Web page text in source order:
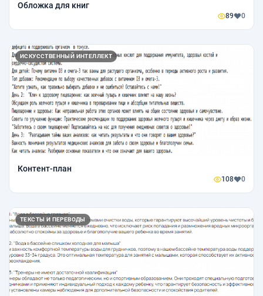
Обложка для книг
89 0
ИСКУССТВЕННЫЙ ИНТЕЛЛЕКТ
Контент-план
108 0
ТЕКСТЫ И ПЕРЕВОДЫ